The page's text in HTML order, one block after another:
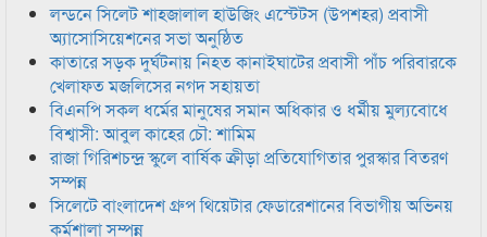
লন্ডনে সিলেট শাহজালাল হাউজিং এস্টেটস (উপশহর) প্রবাসী
অ্যাসোসিয়েশনের সভা অনুষ্ঠিত
কাতারে সড়ক দুর্ঘটনায় নিহত কানাইঘাটের প্রবাসী পাঁচ পরিবারকে
খেলাফত মজলিসের নগদ সহায়তা
বিএনপি সকল ধর্মের মানুষের সমান অধিকার ও ধর্মীয় মুল্যবোধে
বিশ্বাসী: আবুল কাহের চৌ: শামিম
রাজা গিরিশচন্দ্র স্কুলে বার্ষিক ক্রীড়া প্রতিযোগিতার পুরস্কার বিতরণ
সম্পন্ন
সিলেটে বাংলাদেশ গ্রুপ থিয়েটার ফেডারেশানের বিভাগীয় অভিনয়
কর্মশালা সম্পন্ন